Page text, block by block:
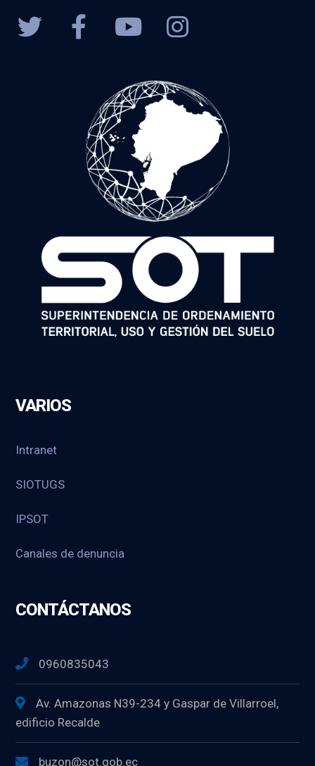
VARIOS
Intranet
SIOTUGS
IPSOT
Canales de denuncia
CONTÁCTANOS
0960835043
Av. Amazonas N39-234 y Gaspar de Villarroel,
edificio Recalde
buzon@sot.gob.ec